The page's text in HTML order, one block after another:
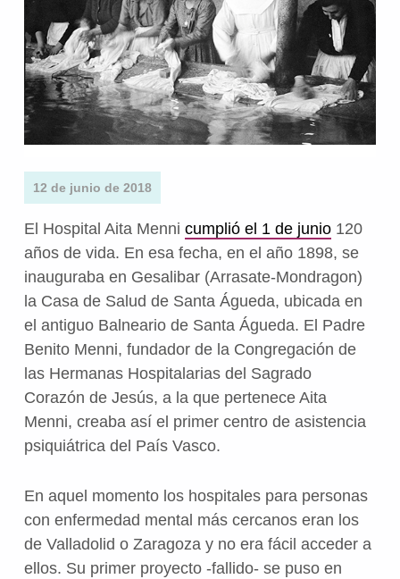
12 de junio de 2018
El Hospital Aita Menni cumplió el 1 de junio120
años de vida. En esa fecha, en el año 1898, se
inauguraba en Gesalibar (Arrasate-Mondragon)
la Casa de Salud de Santa Águeda, ubicada en
el antiguo Balneario de Santa Águeda. El Padre
Benito Menni, fundador de la Congregación de
las Hermanas Hospitalarias del Sagrado
Corazón de Jesús, a la que pertenece Aita
Menni, creaba así el primer centro de asistencia
psiquiátrica del País Vasco.
En aquel momento los hospitales para personas
con enfermedad mental más cercanos eran los
de Valladolid o Zaragoza y no era fácil acceder a
ellos. Su primer proyecto -fallido- se puso en